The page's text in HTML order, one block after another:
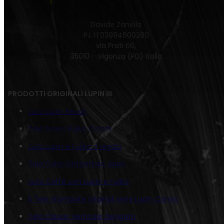
P.I. IT03994600280
via Prati 66,
35010 – Vigonza (PD) Italia
PRODOTTI ORIGINALI LUPIN III
Juta Lupin Ready
Tela Series Fujiko Cerchi
Juta Lupin e Fujiko: il regalo
Tela Color Orizzontale Jigen
Juta Caffè con Lupin e Fujiko
5 Tele stampate originali serie Lupin Comic
Tela Classic Verticale Zenigata